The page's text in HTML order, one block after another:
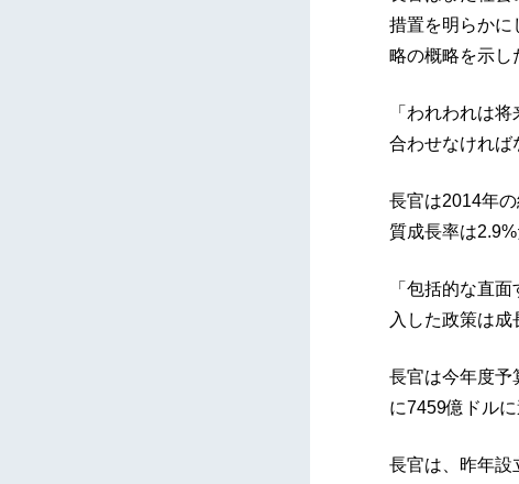
措置を明らかに
略の概略を示し
「われわれは
合わせなければ
長官は2014年
質成長率は2.9%
「包括的な直
入した政策は成
長官は今年度予
に7459億ドルに
長官は、昨年設